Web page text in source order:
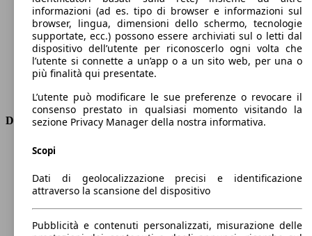
Coppia
261 nm
Cilindrata
2488 ccm
Carburante
Elettrica/Benzina
Cilindri
4
Trasmissione
Automatico
Tipo di trazione
Integrale
Dimensioni
Lunghezza
Larghezza
1890 mm
Passo
2870 mm
Peso massimo
-
Carico massimo
-
informazioni (ad es. tipo di browser e informazioni sul
browser, lingua, dimensioni dello schermo, tecnologie
supportate, ecc.) possono essere archiviati sul o letti dal
dispositivo dell’utente per riconoscerlo ogni volta che
l’utente si connette a un’app o a un sito web, per una o
più finalità qui presentate.
L’utente può modificare le sue preferenze o revocare il
consenso prestato in qualsiasi momento visitando la
sezione Privacy Manager della nostra informativa.
Scopi
Dati di geolocalizzazione precisi e identificazione
attraverso la scansione del dispositivo
Pubblicità e contenuti personalizzati, misurazione delle